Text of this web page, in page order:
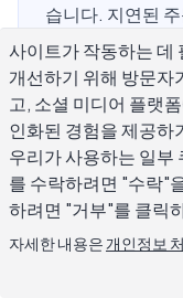
습니다. 지연된
함, 또는 지난 3
처리하든, 회신의
지 이탈할지를 결
인 지원 범주에서
다루며, 즉시 적
고객서비스 이
사이트가 작동하는 데
개선하기 위해 방문자
고, 소셜 미디어 플랫
인화된 경험을 제공하
우리가 사용하는 일부
를 수락하려면 "수락"
하려면 "거부"를 클릭
자세한 내용은 개인정보